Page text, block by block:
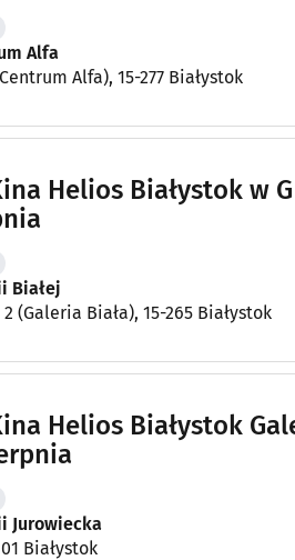
Alfa
Alfa), 15-277 Białystok
Helios Białystok w
Białej
2 (Galeria Biała), 15-265 Białystok
Helios Białystok
Jurowiecka
Białystok